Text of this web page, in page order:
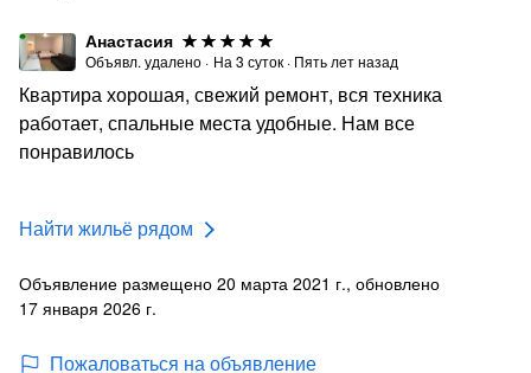
Анастасия
Объявл. удалено · На 3 суток · Пять лет назад
Квартира хорошая, свежий ремонт, вся техника
работает, спальные места удобные. Нам все
понравилось
Найти жильё рядом
Объявление размещено 20 марта 2021 г., обновлено
17 января 2026 г.
Пожаловаться на объявление